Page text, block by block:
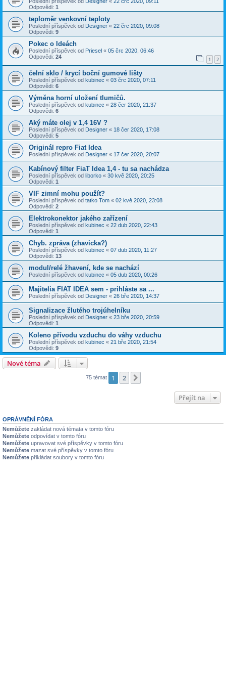
Odpovědi: 1
teploměr venkovní teploty
Poslední příspěvek od Designer « 22 črc 2020, 09:08
Odpovědi: 9
Pokec o Ideách
Poslední příspěvek od Priesel « 05 črc 2020, 06:46
Odpovědi: 24 1 2
čelní sklo / krycí boční gumové lišty
Poslední příspěvek od kubinec « 03 črc 2020, 07:11
Odpovědi: 6
Výměna horní uložení tlumičů.
Poslední příspěvek od kubinec « 28 čer 2020, 21:37
Odpovědi: 6
Aký máte olej v 1,4 16V ?
Poslední příspěvek od Designer « 18 čer 2020, 17:08
Odpovědi: 5
Originál repro Fiat Idea
Poslední příspěvek od Designer « 17 čer 2020, 20:07
Kabínový filter FiaT Idea 1,4 - tu sa nachádza
Poslední příspěvek od liborko « 30 kvě 2020, 20:25
Odpovědi: 1
VIF zimní mohu použít?
Poslední příspěvek od tatko Tom « 02 kvě 2020, 23:08
Odpovědi: 2
Elektrokonektor jakého zařízení
Poslední příspěvek od kubinec « 22 dub 2020, 22:43
Odpovědi: 1
Chyb. zpráva (zhavicka?)
Poslední příspěvek od kubinec « 07 dub 2020, 11:27
Odpovědi: 13
modul/relé žhavení, kde se nachází
Poslední příspěvek od kubinec « 05 dub 2020, 00:26
Majitelia FIAT IDEA sem - prihláste sa ...
Poslední příspěvek od Designer « 26 bře 2020, 14:37
Signalizace žlutého trojúhelníku
Poslední příspěvek od Designer « 23 bře 2020, 20:59
Odpovědi: 1
Koleno přívodu vzduchu do váhy vzduchu
Poslední příspěvek od kubinec « 21 bře 2020, 21:54
Odpovědi: 9
Nové téma
75 témat 1 2
Přejít na
OPRÁVNĚNÍ FÓRA
Nemůžete zakládat nová témata v tomto fóru
Nemůžete odpovídat v tomto fóru
Nemůžete upravovat své příspěvky v tomto fóru
Nemůžete mazat své příspěvky v tomto fóru
Nemůžete přikládat soubory v tomto fóru